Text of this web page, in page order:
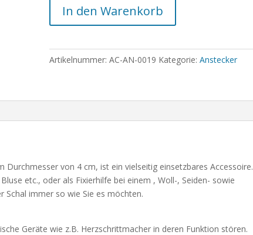
In den Warenkorb
Artikelnummer:AC-AN-0019 Kategorie:Anstecker
von 4 cm, ist ein vielseitig einsetzbares Accessoire.
etc., oder als Fixierhilfe bei einem , Woll-, Seiden- sowie
Schal immer so wie Sie es möchten.
Geräte wie z.B. Herzschrittmacher in deren Funktion stören.